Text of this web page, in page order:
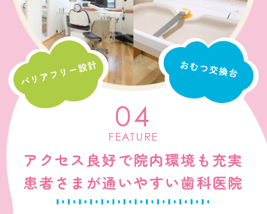
04
FEATURE
アクセス良好で院内環境も充実
患者さまが通いやすい歯科医院